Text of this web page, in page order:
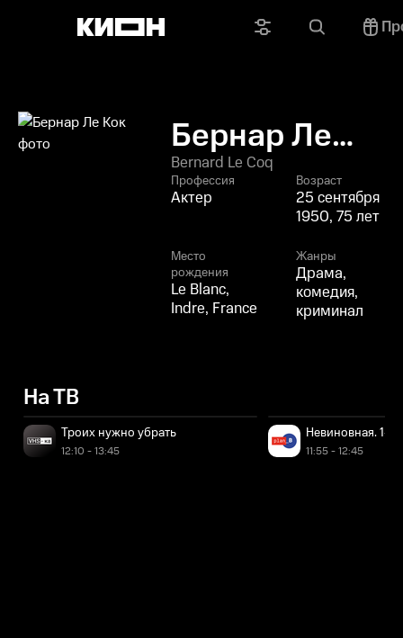
Бернар Ле
Кок
Bernard Le Coq
Профессия
Актер
Возраст
25 сентября
1950, 75 лет
Место
рождения
Le Blanc,
Indre, France
Жанры
Драма,
комедия,
криминал
На ТВ
Троих нужно убрать
12:10 - 13:45
Невиновная. 1-я
11:55 - 12:45